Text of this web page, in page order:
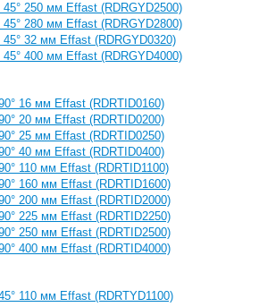
250 мм Effast (RDRGYD2500)
280 мм Effast (RDRGYD2800)
32 мм Effast (RDRGYD0320)
400 мм Effast (RDRGYD4000)
16 мм Effast (RDRTID0160)
20 мм Effast (RDRTID0200)
25 мм Effast (RDRTID0250)
40 мм Effast (RDRTID0400)
110 мм Effast (RDRTID1100)
160 мм Effast (RDRTID1600)
200 мм Effast (RDRTID2000)
225 мм Effast (RDRTID2250)
250 мм Effast (RDRTID2500)
400 мм Effast (RDRTID4000)
110 мм Effast (RDRTYD1100)